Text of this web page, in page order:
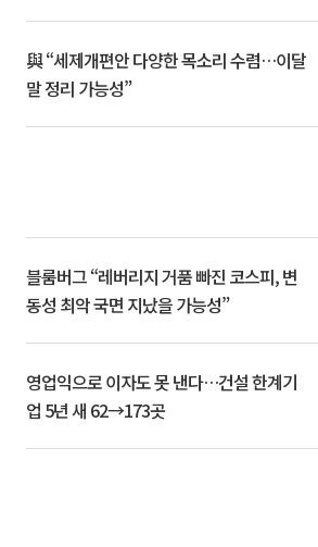
與 “세제개편안 다양한 목소리 수렴…이달
말 정리 가능성”
블룸버그 “레버리지 거품 빠진 코스피, 변
동성 최악 국면 지났을 가능성”
영업익으로 이자도 못 낸다…건설 한계기
업 5년 새 62→173곳